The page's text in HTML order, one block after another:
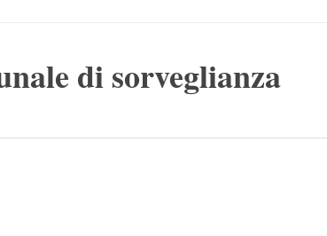
di sorveglianza